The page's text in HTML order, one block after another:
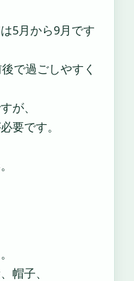
5月から9月です
で過ごしやすく
が、
要です。
帽子、